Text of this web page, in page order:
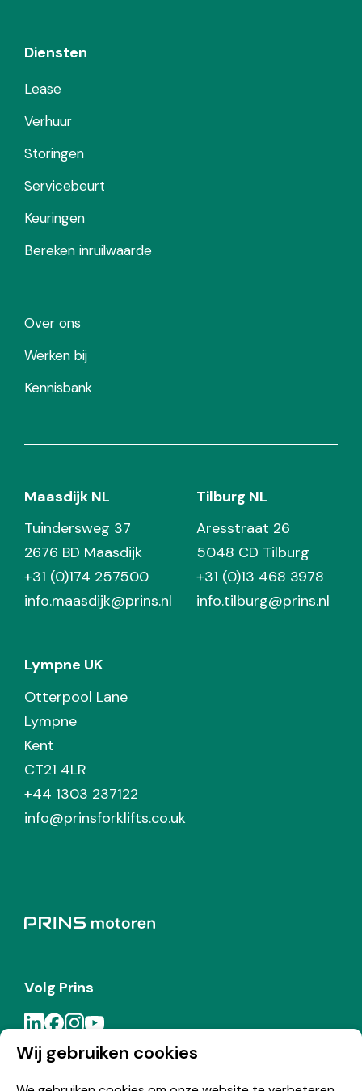
Wij gebruiken cookies
Diensten
Lease
Verhuur
Storingen
Servicebeurt
Keuringen
Bereken inruilwaarde
Over ons
Werken bij
Kennisbank
Maasdijk NL
Tuindersweg 37
2676 BD Maasdijk
+31 (0)174 257500
info.maasdijk@prins.nl
Tilburg NL
Aresstraat 26
5048 CD Tilburg
+31 (0)13 468 3978
info.tilburg@prins.nl
Lympne UK
Otterpool Lane
Lympne
Kent
CT21 4LR
+44 1303 237122
info@prinsforklifts.co.uk
Volg Prins
Meld je aan voor de Prins nieuwsbrief